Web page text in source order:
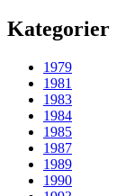
Kategorier
1979
1981
1983
1984
1985
1987
1989
1990